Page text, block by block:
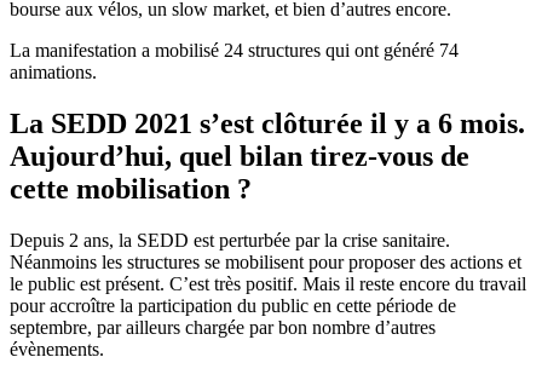
bourse aux vélos, un slow market, et bien d’autres encore.
La manifestation a mobilisé 24 structures qui ont généré 74
animations.
La SEDD 2021 s’est clôturée il y a 6 mois.
Aujourd’hui, quel bilan tirez-vous de
cette mobilisation ?
Depuis 2 ans, la SEDD est perturbée par la crise sanitaire.
Néanmoins les structures se mobilisent pour proposer des actions et
le public est présent. C’est très positif. Mais il reste encore du travail
pour accroître la participation du public en cette période de
septembre, par ailleurs chargée par bon nombre d’autres
évènements.